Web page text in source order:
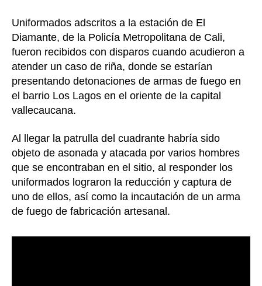
Uniformados adscritos a la estación de El
Diamante, de la Policía Metropolitana de Cali,
fueron recibidos con disparos cuando acudieron a
atender un caso de riña, donde se estarían
presentando detonaciones de armas de fuego en
el barrio Los Lagos en el oriente de la capital
vallecaucana.
Al llegar la patrulla del cuadrante habría sido
objeto de asonada y atacada por varios hombres
que se encontraban en el sitio, al responder los
uniformados lograron la reducción y captura de
uno de ellos, así como la incautación de un arma
de fuego de fabricación artesanal.